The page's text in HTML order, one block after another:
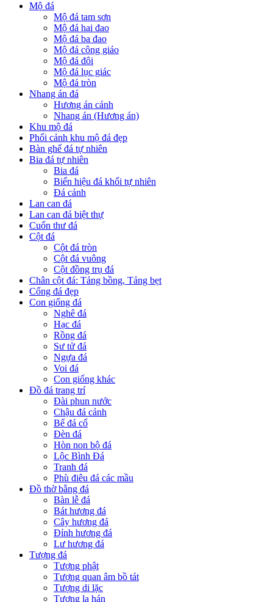
Mộ đá
Mộ đá tam sơn
Mộ đá hai đao
Mộ đá ba đao
Mộ đá công giáo
Mộ đá đôi
Mộ đá lục giác
Mộ đá tròn
Nhang án đá
Hương án cánh
Nhang án (Hương án)
Khu mộ đá
Phối cảnh khu mộ đá đẹp
Bàn ghế đá tự nhiên
Bia đá tự nhiên
Bia đá
Biển hiệu đá khối tự nhiên
Đá cảnh
Lan can đá
Lan can đá biệt thự
Cuốn thư đá
Cột đá
Cột đá tròn
Cột đá vuông
Cột đồng trụ đá
Chân cột đá: Tảng bồng, Tảng bẹt
Cổng đá đẹp
Con giống đá
Nghê đá
Hạc đá
Rồng đá
Sư tử đá
Ngựa đá
Voi đá
Con giống khác
Đồ đá trang trí
Đài phun nước
Chậu đá cảnh
Bể đá cổ
Đèn đá
Hòn non bộ đá
Lộc Bình Đá
Tranh đá
Phù điêu đá các mầu
Đồ thờ bằng đá
Bàn lễ đá
Bát hương đá
Cây hương đá
Đỉnh hương đá
Lư hương đá
Tượng đá
Tượng phật
Tượng quan âm bồ tát
Tượng di lặc
Tượng la hán